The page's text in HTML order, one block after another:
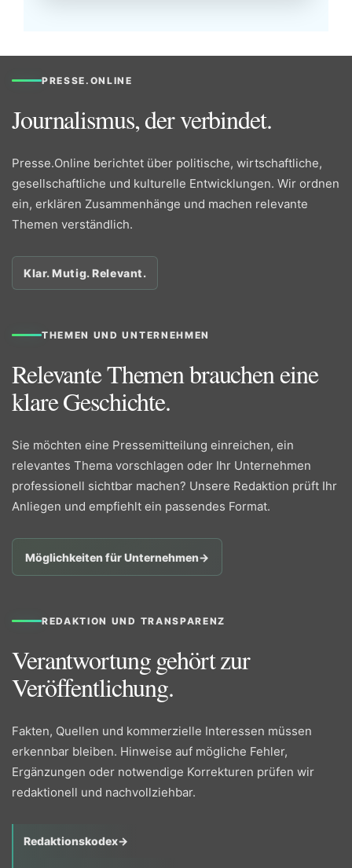
PRESSE.ONLINE
Journalismus, der verbindet.
Presse.Online berichtet über politische, wirtschaftliche,
gesellschaftliche und kulturelle Entwicklungen. Wir ordnen
ein, erklären Zusammenhänge und machen relevante
Themen verständlich.
Klar. Mutig. Relevant.
THEMEN UND UNTERNEHMEN
Relevante Themen brauchen eine
klare Geschichte.
Sie möchten eine Pressemitteilung einreichen, ein
relevantes Thema vorschlagen oder Ihr Unternehmen
professionell sichtbar machen? Unsere Redaktion prüft Ihr
Anliegen und empfiehlt ein passendes Format.
Möglichkeiten für Unternehmen→
REDAKTION UND TRANSPARENZ
Verantwortung gehört zur
Veröffentlichung.
Fakten, Quellen und kommerzielle Interessen müssen
erkennbar bleiben. Hinweise auf mögliche Fehler,
Ergänzungen oder notwendige Korrekturen prüfen wir
redaktionell und nachvollziehbar.
Redaktionskodex→